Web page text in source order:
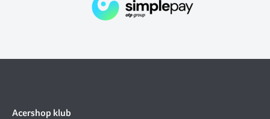
Acershop klub